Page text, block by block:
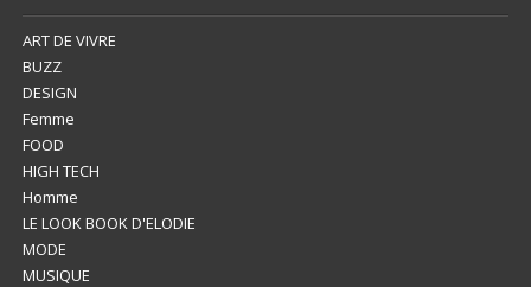
ART DE VIVRE
BUZZ
DESIGN
Femme
FOOD
HIGH TECH
Homme
LE LOOK BOOK D'ELODIE
MODE
MUSIQUE